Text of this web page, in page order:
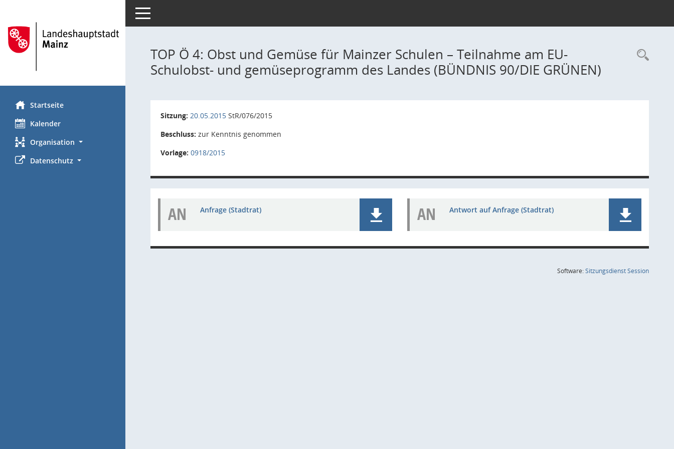
Startseite
Kalender
Organisation
Datenschutz
Toggle navigation
TOP Ö 4: Obst und Gemüse für Mainzer Schulen – Teilnahme am EU-
Schulobst- und gemüseprogramm des Landes (BÜNDNIS 90/DIE GRÜNEN)
Sitzung: 20.05.2015 StR/076/2015
Beschluss: zur Kenntnis genommen
Vorlage: 0918/2015
AN Anfrage (Stadtrat) AN Antwort auf Anfrage (Stadtrat)
Software:SitzungsdienstSession(Wird in